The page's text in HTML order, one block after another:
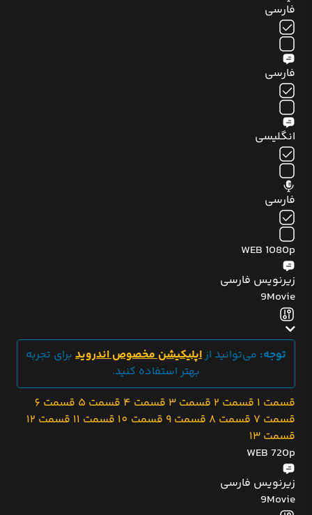
فارسی
فارسی
انگلیسی
فارسی
WEB 1080p
زیرنویس فارسی
9Movie
توجه: می‌توانید ازاپلیکیشن مخصوص اندروید برای تجربه
بهتر استفاده کنید.
قسمت 1 قسمت 2 قسمت 3 قسمت 4 قسمت 5
قسمت 6
قسمت 7
قسمت 8 قسمت 9 قسمت 10 قسمت 11
قسمت 12
قسمت 13
WEB 720p
زیرنویس فارسی
9Movie